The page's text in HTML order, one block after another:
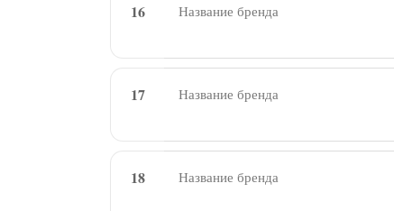
16
17
18